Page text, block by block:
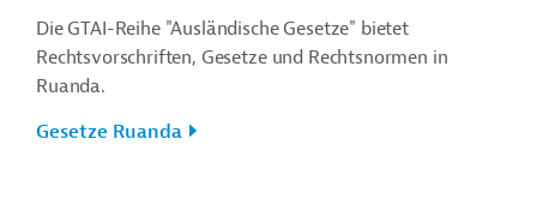
Die GTAI-Reihe "Ausländische Gesetze" bietet
Rechtsvorschriften, Gesetze und Rechtsnormen in
Ruanda.
Gesetze Ruanda